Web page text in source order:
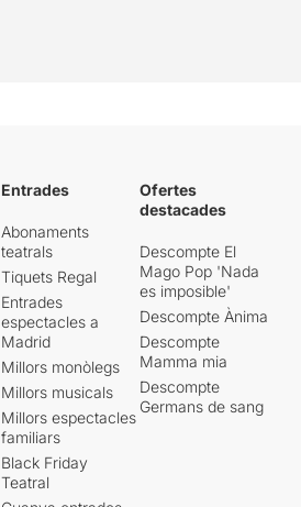
Entrades
Abonaments
teatrals
Tiquets Regal
Entrades
espectacles a
Madrid
Millors monòlegs
Millors musicals
Millors espectacles
familiars
Black Friday
Teatral
Ofertes
destacades
Descompte El
Mago Pop 'Nada
es imposible'
Descompte Ànima
Descompte
Mamma mia
Descompte
Germans de sang